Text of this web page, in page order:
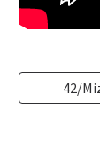
42/